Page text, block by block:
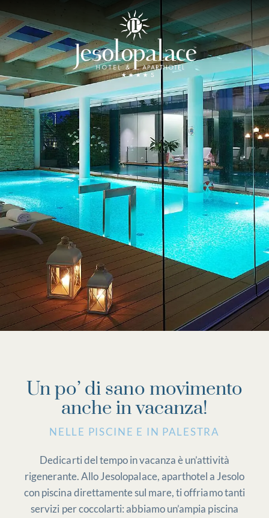
Un po’ di sano movimento
anche in vacanza!
NELLE PISCINE E IN PALESTRA
Dedicarti del tempo in vacanza è un’attività
rigenerante. Allo Jesolopalace, aparthotel a Jesolo
con piscina direttamente sul mare, ti offriamo tanti
servizi per coccolarti: abbiamo un’ampia piscina